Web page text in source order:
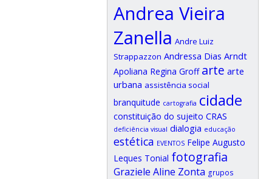
Andrea Vieira
Zanella Andre Luiz
Strappazzon Andressa Dias Arndt
Apoliana Regina Groff arte arte
urbana assistência social
branquitude cartografia cidade
constituição do sujeito CRAS
deficiência visual dialogia educação
estética EVENTOS Felipe Augusto
Leques Tonial fotografia
Graziele Aline Zonta grupos